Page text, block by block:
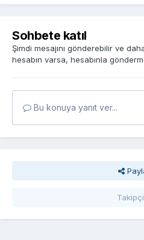
Sohbete katıl
Şimdi mesajını gönderebilir ve
hesabın varsa, hesabınla
Bu konuya yanıt ver...